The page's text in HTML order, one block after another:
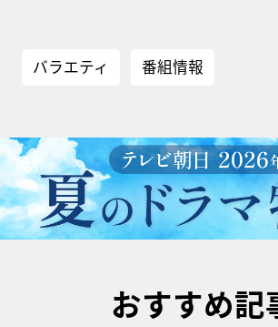
バラエティ 番組情報
おすすめ記